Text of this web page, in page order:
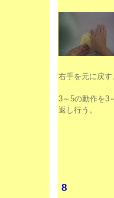
右手を元に戻す
3～5の動作を3
返し行う。
8